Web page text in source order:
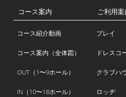
コース案内
コース紹介動画
コース案内（全体図）
OUT（1〜9ホール）
IN（10〜18ホール）
ご利用案
プレイ
ドレスコ
クラブハ
ロッヂ